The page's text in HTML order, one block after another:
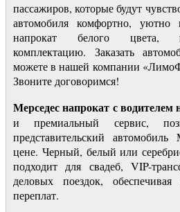
пассажиров, которые будут
автомобиля комфортно, уютно
напрокат белого цвета,
комплектацию. Заказать
можете в нашей компании
Звоните договоримся!
Мерседес напрокат с водителем
и премиальный сервис,
представительский
цене. Черный, белый или
подходит для свадеб, VIP-
деловых поездок,
переплат.